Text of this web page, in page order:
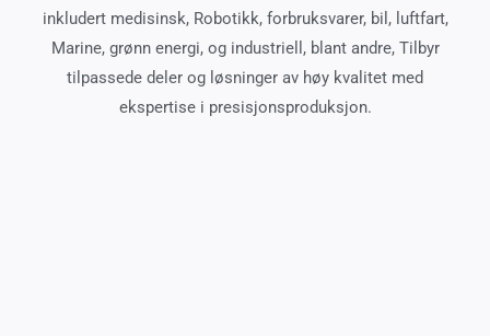
inkludert medisinsk, Robotikk, forbruksvarer, bil, luftfart,
Marine, grønn energi, og industriell, blant andre, Tilbyr
tilpassede deler og løsninger av høy kvalitet med
ekspertise i presisjonsproduksjon.